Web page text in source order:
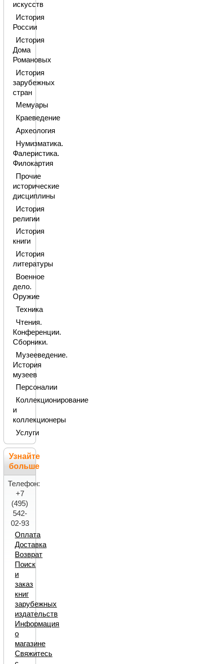
искусств
История
России
История
Дома
Романовых
История
зарубежных
стран
Мемуары
Краеведение
Археология
Нумизматика.
Фалеристика.
Филокартия
Прочие
исторические
дисциплины
История
религии
История
книги
История
литературы
Военное
дело.
Оружие
Техника
Чтения.
Конференции.
Сборники.
Музееведение.
История
музеев
Персоналии
Коллекционирование
и
коллекционеры
Услуги
Узнайте
больше
Телефон:
+7
(495)
542-
02-93
Оплата
Доставка
Возврат
Поиск
и
заказ
книг
зарубежных
издательств
Информация
о
магазине
Свяжитесь